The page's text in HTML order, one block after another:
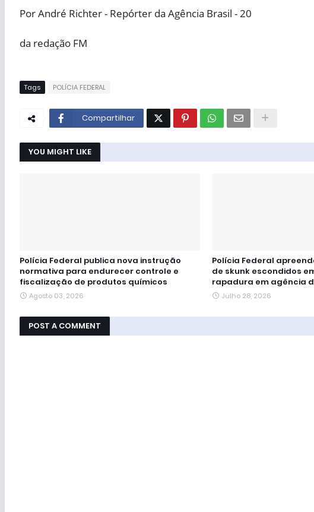
Por André Richter - Repórter da Agência Brasil - 20
da redação FM
Tags POLÍCIA FEDERAL
Compartilhar
YOU MIGHT LIKE
Polícia Federal publica nova instrução
normativa para endurecer controle e
fiscalização de produtos químicos
Agosto 03, 2026
Polícia Federal
de skunk escondidos
rapadura em agência
Julho 28, 2026
POST A COMMENT